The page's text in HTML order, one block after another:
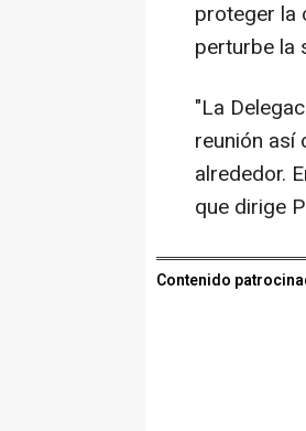
proteger la
perturbe la
"La
reunión así
alrededor.
que dirige
Contenido